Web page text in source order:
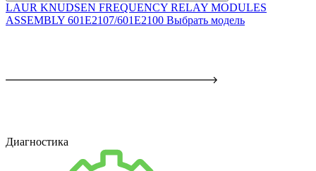
LAUR KNUDSEN FREQUENCY RELAY MODULES
ASSEMBLY 601E2107/601E2100 Выбрать модель
Диагностика